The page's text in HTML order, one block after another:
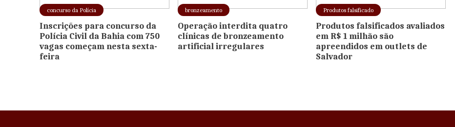
concurso da Polícia
Inscrições para concurso da
Polícia Civil da Bahia com 750
vagas começam nesta sexta-
feira
bronzeamento
Operação interdita quatro
clínicas de bronzeamento
artificial irregulares
Produtos falsificado
Produtos falsificados avaliados
em R$ 1 milhão são
apreendidos em outlets de
Salvador